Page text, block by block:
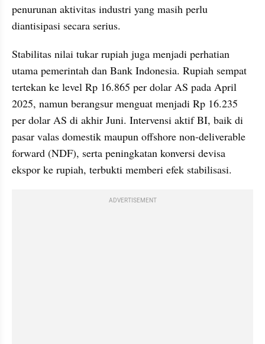
penurunan aktivitas industri yang masih perlu
diantisipasi secara serius.
Stabilitas nilai tukar rupiah juga menjadi perhatian
utama pemerintah dan Bank Indonesia. Rupiah sempat
tertekan ke level Rp 16.865 per dolar AS pada April
2025, namun berangsur menguat menjadi Rp 16.235
per dolar AS di akhir Juni. Intervensi aktif BI, baik di
pasar valas domestik maupun offshore non-deliverable
forward (NDF), serta peningkatan konversi devisa
ekspor ke rupiah, terbukti memberi efek stabilisasi.
ADVERTISEMENT